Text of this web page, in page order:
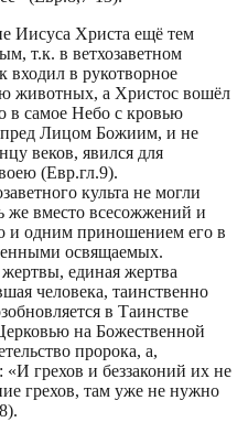
Иисуса Христа ещё тем
т.к. в ветхозаветном
в рукотворное
животных, а Христос вошёл
в самое Небо с кровью
пред Лицом Божиим, и не
веков, явился для
(Евр.гл.9).
культа не могли
же вместо всесожжений и
и одним приношением его в
освящаемых.
единая жертва
человека, таинственно
в Таинстве
на Божественной
пророка, а,
грехов и беззаконий их не
грехов, там уже не нужно